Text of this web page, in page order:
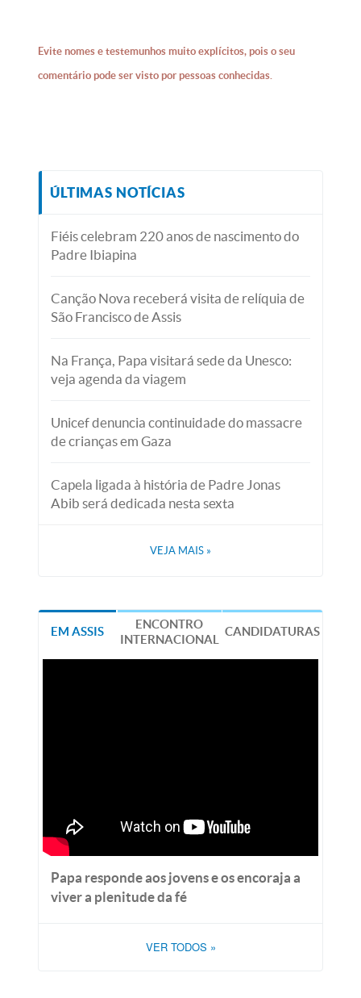
Evite nomes e testemunhos muito explícitos, pois o seu
comentário pode ser visto por pessoas conhecidas.
ÚLTIMAS NOTÍCIAS
Fiéis celebram 220 anos de nascimento do
Padre Ibiapina
Canção Nova receberá visita de relíquia de
São Francisco de Assis
Na França, Papa visitará sede da Unesco:
veja agenda da viagem
Unicef denuncia continuidade do massacre
de crianças em Gaza
Capela ligada à história de Padre Jonas
Abib será dedicada nesta sexta
VEJA MAIS »
EM ASSIS
ENCONTRO
INTERNACIONAL
CANDIDATURAS
Papa responde aos jovens e os encoraja a
viver a plenitude da fé
VER TODOS »